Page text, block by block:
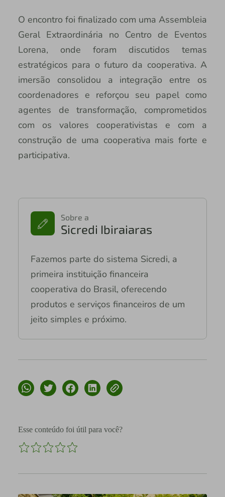
O encontro foi finalizado com uma Assembleia
Geral Extraordinária no Centro de Eventos
Lorena, onde foram discutidos temas
estratégicos para o futuro da cooperativa. A
imersão consolidou a integração entre os
coordenadores e reforçou seu papel como
agentes de transformação, comprometidos
com os valores cooperativistas e com a
construção de uma cooperativa mais forte e
participativa.
Sobre a
Sicredi Ibiraiaras
Fazemos parte do sistema Sicredi, a
primeira instituição financeira
cooperativa do Brasil, oferecendo
produtos e serviços financeiros de um
jeito simples e próximo.
Esse conteúdo foi útil para você?